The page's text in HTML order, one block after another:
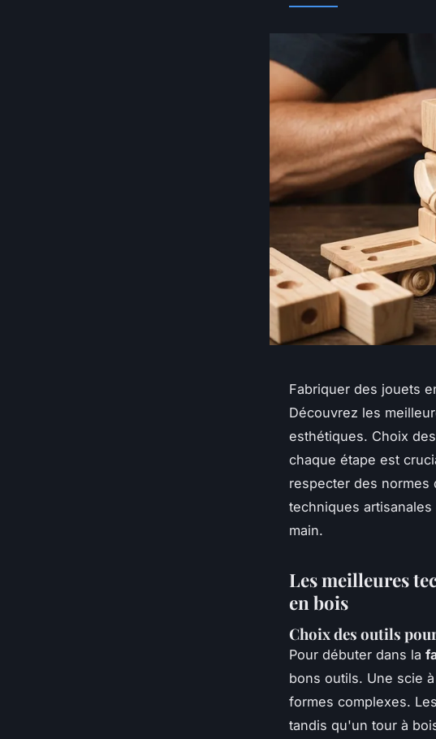
Fabriquer des jouets
Découvrez les
esthétiques. Choix
chaque étape est
respecter des normes
techniques
main.
Les meilleures
en bois
Choix des outils
Pour débuter dans la
bons outils. Une scie
formes complexes.
tandis qu'un tour à